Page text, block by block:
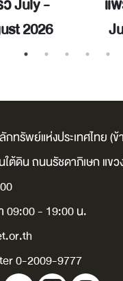
July -
2026
แ
ทรัพย์แห่งประเทศไทย (
ใต้ดิน ถนนรัชดาภิเษก แข
09:00 - 19:00 น.
0-2009-9777